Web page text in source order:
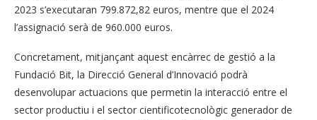
2023 s’executaran 799.872,82 euros, mentre que el 2024
l’assignació serà de 960.000 euros.
Concretament, mitjançant aquest encàrrec de gestió a la
Fundació Bit, la Direcció General d’Innovació podrà
desenvolupar actuacions que permetin la interacció entre el
sector productiu i el sector cientificotecnològic generador de